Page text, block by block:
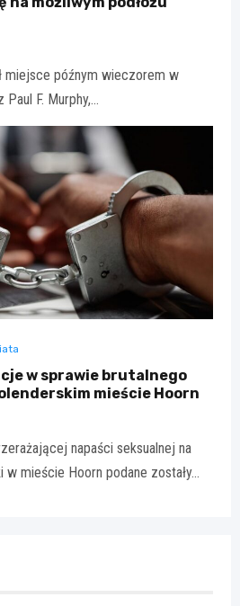
miejsce późnym wieczorem w
F. Murphy,…
w sprawie brutalnego
mieście Hoorn
napaści seksualnej na
mieście Hoorn podane zostały…